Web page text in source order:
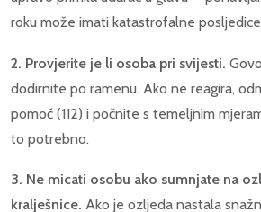
roku može imati katastrofalne
2. Provjerite je li osoba pri svijesti.
dodirnite po ramenu. Ako ne reagira,
pomoć (112) i počnite s temeljnim
to potrebno.
3. Ne micati osobu ako sumnjate na
kralješnice. Ako je ozljeda nastala